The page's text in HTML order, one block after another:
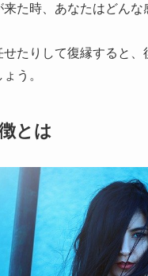
た時、あなたはどん
たりして復縁すると
う。
とは